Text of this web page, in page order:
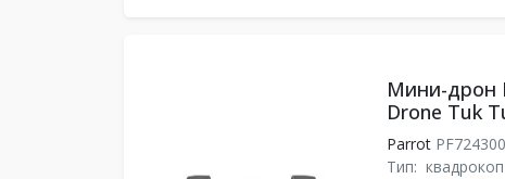
Мини-дрон
Drone Tuk
Parrot
Тип: